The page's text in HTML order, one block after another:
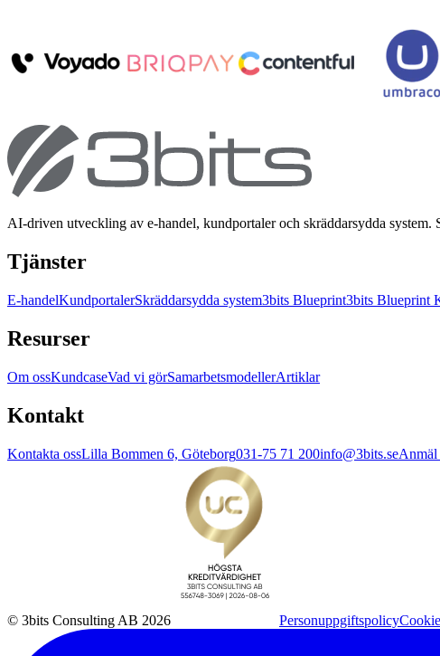
AI-driven utveckling av e-handel, kundportaler och skräddarsydda system.
Tjänster
E-handelKundportalerSkräddarsydda system3bits Blueprint3bits Blueprint
Resurser
Om ossKundcaseVad vi görSamarbetsmodellerArtiklar
Kontakt
Kontakta ossLilla Bommen 6, Göteborg031-75 71 200info@3bits.seAnmäl
© 3bits Consulting AB 2026 Personuppgiftspolicy